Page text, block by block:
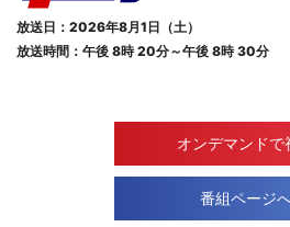
放送日：2026年8月1日（土）
放送時間：午後 8時 20分～午後 8時 30分
オンデマンドで
番組ページ